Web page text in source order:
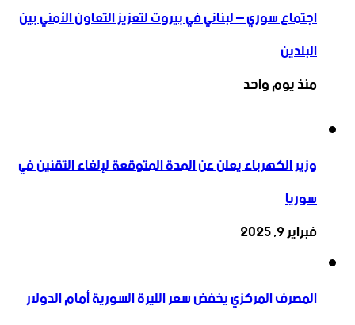
اجتماع سوري – لبناني في بيروت لتعزيز التعاون ‏الأمني ‏بين
البلدين
منذ يوم واحد
وزير الكهرباء يعلن عن المدة المتوقعة لإلغاء التقنين في
سوريا
فبراير 9, 2025
المصرف المركزي يخفض سعر الليرة السورية أمام الدولار